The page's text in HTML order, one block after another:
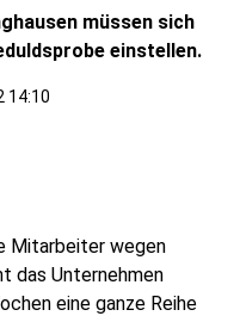
müssen sich
einstellen.
14:10
Mitarbeiter wegen
das Unternehmen
eine ganze Reihe